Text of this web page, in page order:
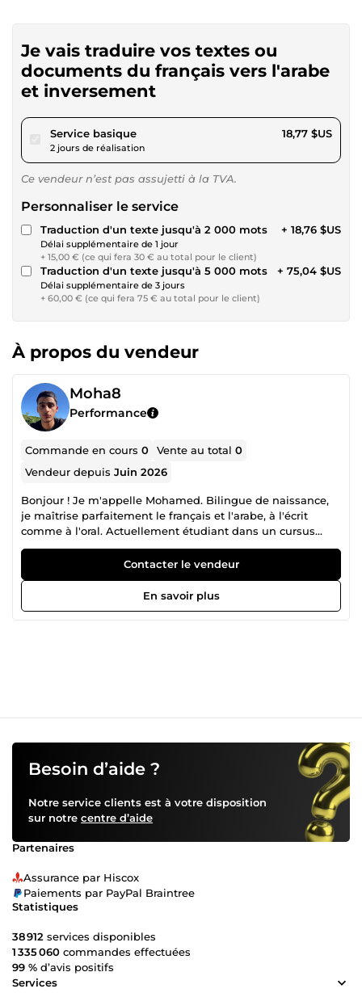
Je vais traduire vos textes ou
documents du français vers l'arabe
et inversement
Service basiquepour 17,29 $US
2 jours de réalisation
18,77 $US
Ce vendeur n’est pas assujetti à la TVA.
Personnaliser le service
Traduction d'un texte jusqu'à 2 000 mots
Délai supplémentaire de 1 jour
+ 15,00 € (ce qui fera 30 € au total pour le client)
+ 18,76 $US
Traduction d'un texte jusqu'à 5 000 mots
Délai supplémentaire de 3 jours
+ 60,00 € (ce qui fera 75 € au total pour le client)
+ 75,04 $US
À propos du vendeur
Moha8
Performance
Commande en cours0 Vente au total0
Vendeur depuisJuin 2026
Bonjour ! Je m'appelle Mohamed. Bilingue de naissance,
je maîtrise parfaitement le français et l'arabe, à l'écrit
comme à l'oral. Actuellement étudiant dans un cursus
scientifique et technique (BUT MT2E), je propose mes
services pour traduire, corriger ou adapter vos textes,
documents, scripts vidéo ou fiches produits du français
vers l'arabe et inversement. Rigoureux, réactif et à l'écoute,
je m'engage à vous fournir un travail fluide, naturel et
Contacter le vendeur
En savoir plus
Besoin d’aide ?
Notre service clients est à votre disposition
sur notre centre d’aide
Partenaires
Assurance par Hiscox
Paiements par PayPal Braintree
Statistiques
38 912 services disponibles
1 335 060 commandes effectuées
99 % d’avis positifs
Services